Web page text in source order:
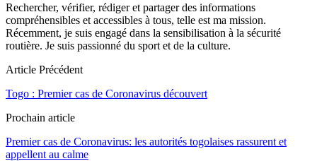
Rechercher, vérifier, rédiger et partager des informations
compréhensibles et accessibles à tous, telle est ma mission.
Récemment, je suis engagé dans la sensibilisation à la sécurité
routière. Je suis passionné du sport et de la culture.
Article Précédent
Togo : Premier cas de Coronavirus découvert
Prochain article
Premier cas de Coronavirus: les autorités togolaises rassurent et
appellent au calme